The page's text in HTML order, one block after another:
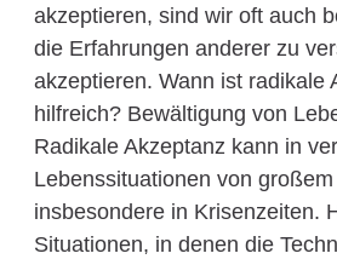
akzeptieren, sind wir oft auch
die Erfahrungen anderer zu
akzeptieren. Wann ist radikale
hilfreich? Bewältigung von
Radikale Akzeptanz kann in
Lebenssituationen von
insbesondere in Krisenzeiten.
Situationen, in denen die